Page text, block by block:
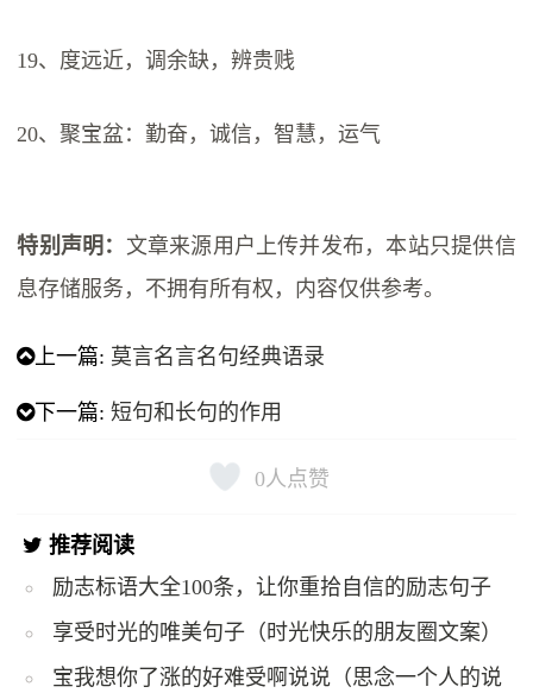
19、度远近，调余缺，辨贵贱
20、聚宝盆：勤奋，诚信，智慧，运气
特别声明： 文章来源用户上传并发布，本站只提供信
息存储服务，不拥有所有权，内容仅供参考。
上一篇: 莫言名言名句经典语录
下一篇:短句和长句的作用
0 人点赞
推荐阅读
励志标语大全100条，让你重拾自信的励志句子
享受时光的唯美句子（时光快乐的朋友圈文案）
宝我想你了涨的好难受啊说说（思念一个人的说